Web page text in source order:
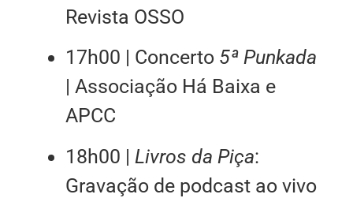
Revista OSSO
17h00 | Concerto 5ª Punkada
| Associação Há Baixa e
APCC
18h00 | Livros da Piça:
Gravação de podcast ao vivo